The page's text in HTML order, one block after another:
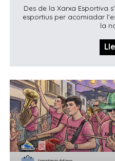
Des de la Xarxa Esportiva
esportius per acomiadar
la